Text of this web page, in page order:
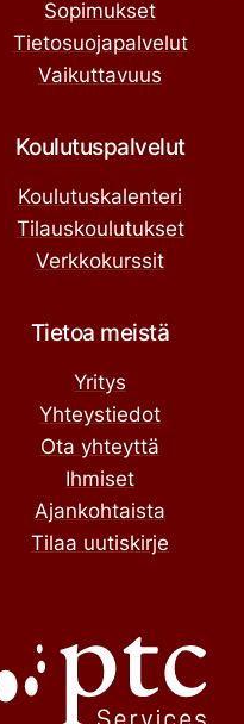
Sopimukset
Tietosuojapalvelut
Vaikuttavuus
Koulutuspalvelut
Koulutuskalenteri
Tilauskoulutukset
Verkkokurssit
Tietoa meistä
Yritys
Yhteystiedot
Ota yhteyttä
Ihmiset
Ajankohtaista
Tilaa uutiskirje